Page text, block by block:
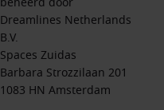
Dreamlines Netherlands
B.V.
Spaces Zuidas
Barbara Strozzilaan 201
1083 HN Amsterdam